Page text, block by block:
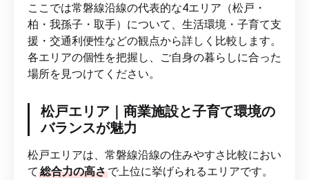
ここでは常磐線沿線の代表的な4エリア（松戸・
柏・我孫子・取手）について、生活環境・子育て支
援・交通利便性などの観点から詳しく比較します。
各エリアの個性を把握し、ご自身の暮らしに合った
場所を見つけてください。
松戸エリア｜商業施設と子育て環境の
バランスが魅力
松戸エリアは、常磐線沿線の住みやすさ比較におい
て 総合力の高さで上位に挙げられるエリアです。